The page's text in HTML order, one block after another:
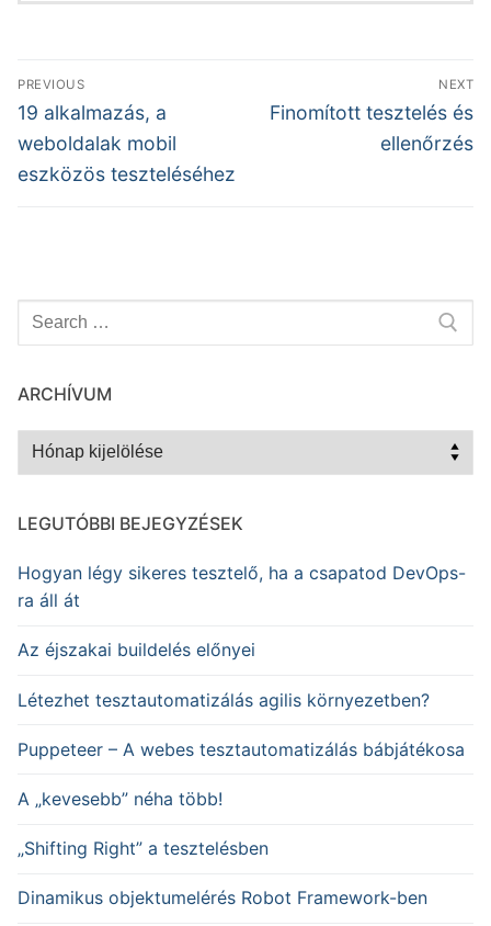
Bejegyzés
navigáció
PREVIOUS
Previous
post:
19 alkalmazás, a
weboldalak mobil
eszközös teszteléséhez
NEXT
Next
Finomított tesztelés és
ellenőrzés
Keresése:
ARCHÍVUM
Archívum
LEGUTÓBBI BEJEGYZÉSEK
Hogyan légy sikeres tesztelő, ha a csapatod DevOps-
ra áll át
Az éjszakai buildelés előnyei
Létezhet tesztautomatizálás agilis környezetben?
Puppeteer – A webes tesztautomatizálás bábjátékosa
A „kevesebb” néha több!
„Shifting Right” a tesztelésben
Dinamikus objektumelérés Robot Framework-ben